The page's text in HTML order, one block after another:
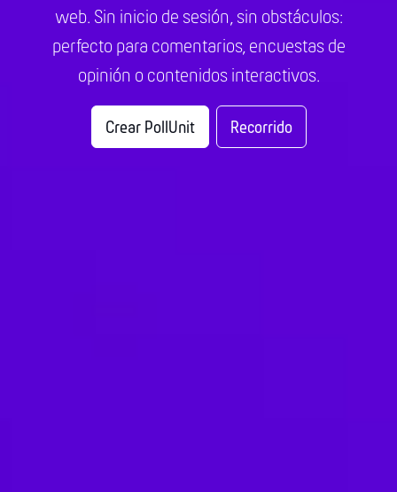
web. Sin inicio de sesión, sin obstáculos:
perfecto para comentarios, encuestas de
opinión o contenidos interactivos.
Crear PollUnit Recorrido